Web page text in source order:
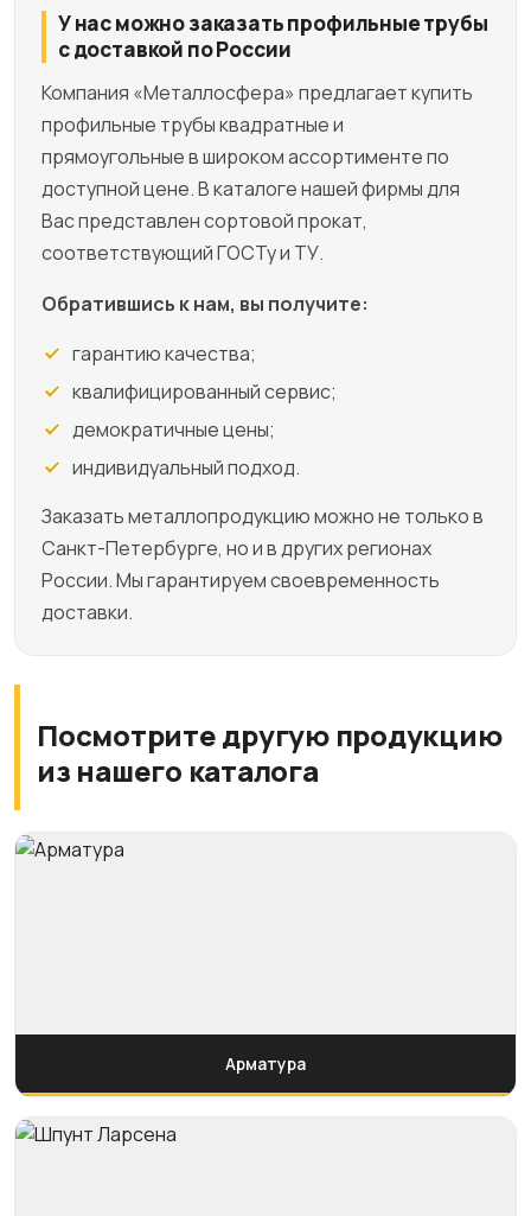
У нас можно заказать профильные трубы
с доставкой по России
Компания «Металлосфера» предлагает купить
профильные трубы квадратные и
прямоугольные в широком ассортименте по
доступной цене. В каталоге нашей фирмы для
Вас представлен сортовой прокат,
соответствующий ГОСТу и ТУ.
Обратившись к нам, вы получите:
гарантию качества;
квалифицированный сервис;
демократичные цены;
индивидуальный подход.
Заказать металлопродукцию можно не только в
Санкт-Петербурге, но и в других регионах
России. Мы гарантируем своевременность
доставки.
Посмотрите другую продукцию
из нашего каталога
Арматура